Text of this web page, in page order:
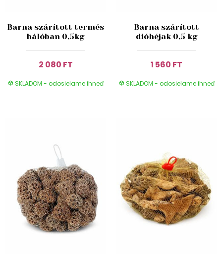
Barna szárított termés
hálóban 0,5kg
2 080 FT
SKLADOM - odosielame ihneď
Barna szárított
dióhéjak 0,5 kg
1 560 FT
SKLADOM - odosielame ihneď